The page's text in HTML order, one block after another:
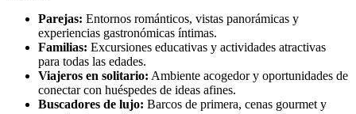
Parejas: Entornos románticos, vistas panorámicas y
experiencias gastronómicas íntimas.
Familias: Excursiones educativas y actividades atractivas
para todas las edades.
Viajeros en solitario: Ambiente acogedor y oportunidades de
conectar con huéspedes de ideas afines.
Buscadores de lujo: Barcos de primera, cenas gourmet y